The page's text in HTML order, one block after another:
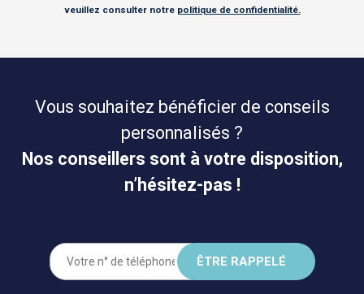
veuillez consulter notre politique de confidentialité.
Vous souhaitez bénéficier de conseils
personnalisés ?
Nos conseillers sont à votre disposition,
n’hésitez-pas !